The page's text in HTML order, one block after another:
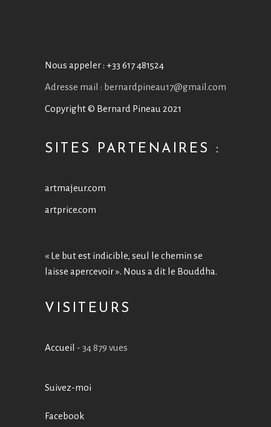
Nous appeler : +33 617 481524
Adresse mail : bernardpineau17@gmail.com
Copyright © Bernard Pineau 2021
SITES PARTENAIRES :
artmajeur.com
artprice.com
« Le but est indicible, seul le chemin se
laisse apercevoir ». Nous a dit le Bouddha.
VISITEURS
Accueil - 34 879 vues
Suivez-moi
Facebook